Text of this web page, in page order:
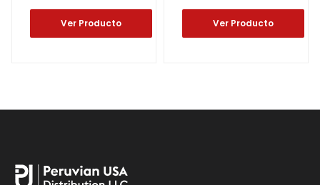
Ver Producto Ver Producto